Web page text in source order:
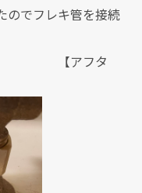
のでフレキ管を接続
アフタ